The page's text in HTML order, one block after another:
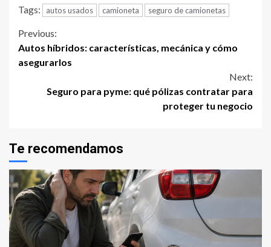
Tags: autos usados camioneta seguro de camionetas
Continue
Reading
Previous:
Autos híbridos: características, mecánica y cómo
asegurarlos
Next:
Seguro para pyme: qué pólizas contratar para
proteger tu negocio
Te recomendamos